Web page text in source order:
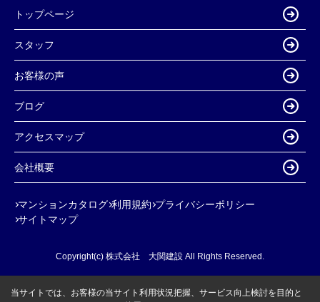
トップページ
スタッフ
お客様の声
ブログ
アクセスマップ
会社概要
マンションカタログ 利用規約 プライバシーポリシー
サイトマップ
Copyright(c) 株式会社 大関建設 All Rights Reserved.
当サイトでは、お客様の当サイト利用状況把握、サービス向上検討を目的と